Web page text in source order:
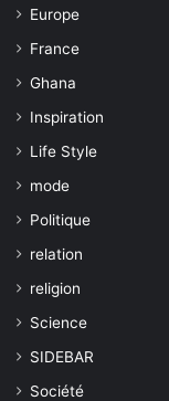
Europe
France
Ghana
Inspiration
Life Style
mode
Politique
relation
religion
Science
SIDEBAR
Société